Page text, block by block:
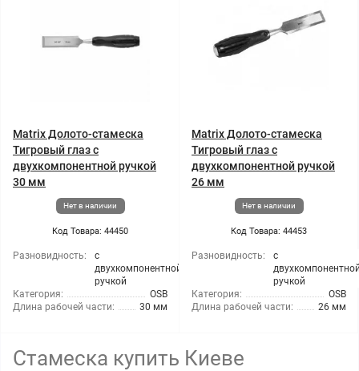
Matrix Долото-стамеска
Тигровый глаз с
двухкомпонентной ручкой
30 мм
Нет в наличии
Код Товара: 44450
Разновидность:
с
двухкомпонентной
ручкой
Категория:
OSB
Длина рабочей части:
30 мм
Matrix Долото-стамеска
Тигровый глаз с
двухкомпонентной ручкой
26 мм
Нет в наличии
Код Товара: 44453
Разновидность:
с
ручкой
Категория:
OSB
Длина рабочей части:
26 мм
Стамеска купить Киеве